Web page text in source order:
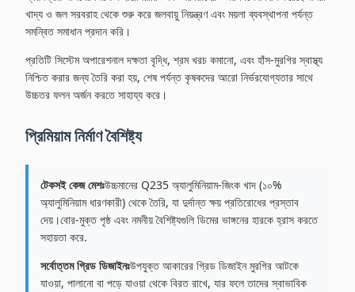
খাদ্য ও জল সরবরাহ থেকে শুরু করে জলবায়ু নিয়ন্ত্রণ এবং ময়লা ব্যবস্থাপনা পর্যন্ত
সমন্বিত সমাধান প্রদান করি।
প্রতিটি সিস্টেম অপারেশনাল দক্ষতা বৃদ্ধি, শ্রম খরচ কমানো, এবং হাঁস-মুরগির স্বাস্থ্য
নিশ্চিত করার জন্য তৈরি করা হয়, শেষ পর্যন্ত কৃষকদের আরো নির্ভরযোগ্যতার সাথে
উচ্চতর ফলন অর্জন করতে সাহায্য করে।
প্রিমিয়াম নির্মাণ বৈশিষ্ট্য
টেকসই কেজ মেশঃউচ্চমানের Q235 অ্যালুমিনিয়াম-জিংক খাদ (১০%
অ্যালুমিনিয়াম ধারণকারী) থেকে তৈরি, যা দুর্দান্ত ক্ষয় প্রতিরোধের প্রস্তাব
দেয়।বোর-মুক্ত পৃষ্ঠ এবং নমনীয় বৈশিষ্ট্যগুলি ডিমের ভাঙ্গনের হারকে হ্রাস করতে
সহায়তা করে.
সর্বোত্তম গ্রিড ডিজাইনঃউপযুক্ত আকারের গ্রিড ডিজাইন মুরগির আটকে
যাওয়া, পালানো বা পড়ে যাওয়া থেকে বিরত রাখে, যার ফলে তাদের স্বাভাবিক